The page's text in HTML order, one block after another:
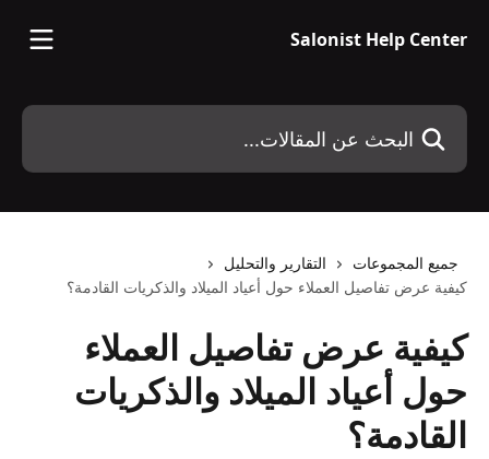
Salonist Help Center
البحث عن المقالات...
جميع المجموعات
التقارير والتحليل
كيفية عرض تفاصيل العملاء حول أعياد الميلاد والذكريات القادمة؟
كيفية عرض تفاصيل العملاء
حول أعياد الميلاد والذكريات
القادمة؟